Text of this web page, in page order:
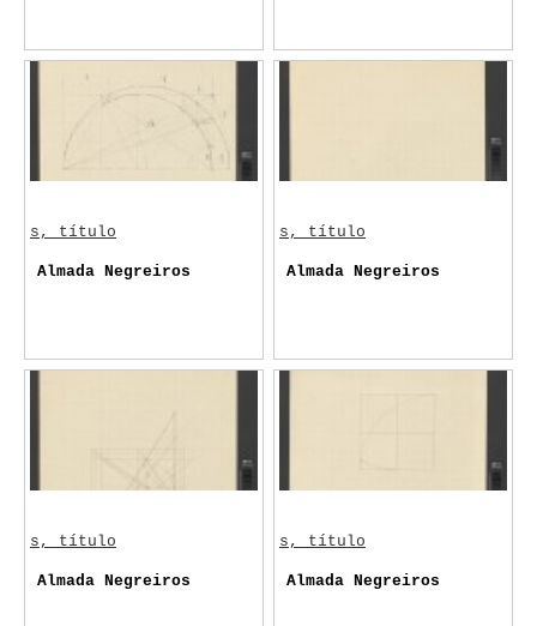
s, título
Almada Negreiros
s, título
Almada Negreiros
s, título
Almada Negreiros
s, título
Almada Negreiros